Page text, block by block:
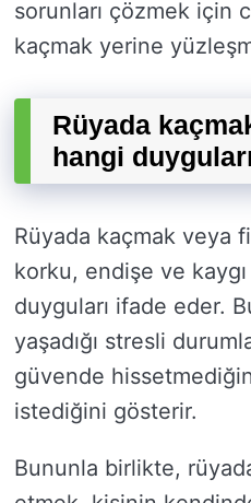
sorunları çözmek için
kaçmak yerine
Rüyada
hangi
Rüyada kaçmak veya
korku, endişe ve
duyguları ifade eder.
yaşadığı stresli
güvende
istediğini gösterir.
Bununla birlikte,